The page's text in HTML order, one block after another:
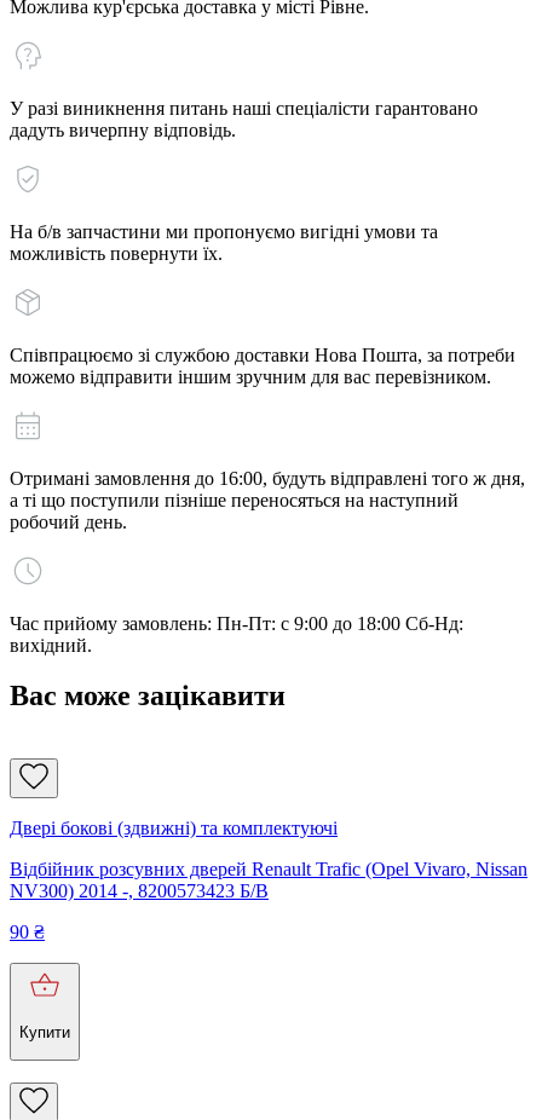
Можлива кур'єрська доставка у місті Рівне.
У разі виникнення питань наші спеціалісти гарантовано
дадуть вичерпну відповідь.
На б/в запчастини ми пропонуємо вигідні умови та
можливість повернути їх.
Співпрацюємо зі службою доставки Нова Пошта, за потреби
можемо відправити іншим зручним для вас перевізником.
Отримані замовлення до 16:00, будуть відправлені того ж дня,
а ті що поступили пізніше переносяться на наступний
робочий день.
Час прийому замовлень: Пн-Пт: с 9:00 до 18:00 Сб-Нд:
вихідний.
Вас може зацікавити
Двері бокові (здвижні) та комплектуючі
Відбійник розсувних дверей Renault Trafic (Opel Vivaro, Nissan
NV300) 2014 -, 8200573423 Б/В
90 ₴
Купити